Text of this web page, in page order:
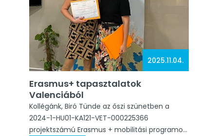
2025.11.04.
Erasmus+ tapasztalatok
Valenciából
Kollégánk, Biró Tünde az őszi szünetben a
2024-1-HU01-KA121-VET-000225366
projektszámú Erasmus + mobilitási programon